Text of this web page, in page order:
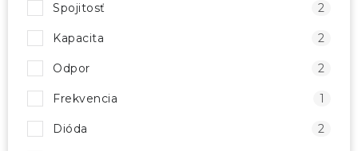
Spojitosť 2
Kapacita 2
Odpor 2
Frekvencia 1
Dióda 2